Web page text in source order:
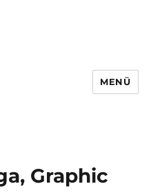
MENÜ
Graphic